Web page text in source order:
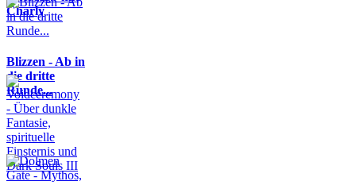
Charly
Blizzen - Ab in
die dritte
Runde...